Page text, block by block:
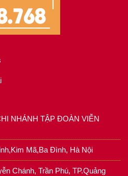
NHÁNH TẬP ĐOÀN VIỄN
Mã,Ba Đình, Hà Nội
Chánh, Trần Phú, TP.Quảng